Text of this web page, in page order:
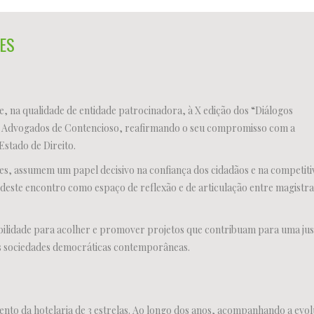
na qualidade de entidade patrocinadora, à X edição dos “Diálogos
de Contencioso, reafirmando o seu compromisso com a
de Direito.
assumem um papel decisivo na confiança dos cidadãos e na
encontro como espaço de reflexão e de articulação entre
para acolher e promover projetos que contribuam para uma
democráticas contemporâneas.
da hotelaria de 3 estrelas. Ao longo dos anos, acompanhando a